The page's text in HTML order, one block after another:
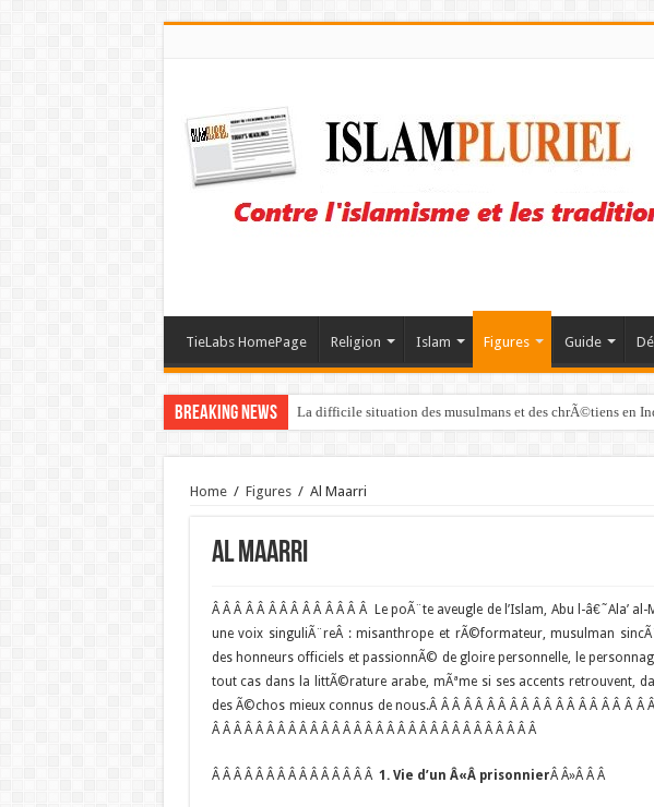
TieLabs HomePage Religion Islam Figures Guide
Breaking News La difficile situation des musulmans et des chrÃ©tiens en
Home / Figures / Al Maarri
Al Maarri
Â Â Â Â Â Â Â Â Â Â Â Â Â Â Le poÃ¨te aveugle de l’Islam, Abu l-â€˜Ala’
une voix singuliÃ¨reÂ : misanthrope et rÃ©formateur, musulman
des honneurs officiels et passionnÃ© de gloire personnelle, le
tout cas dans la littÃ©rature arabe, mÃªme si ses accents retrouvent,
des Ã©chos mieux connus de nous.Â Â Â Â Â Â Â Â Â Â Â Â Â Â Â Â Â Â Â
Â Â Â Â Â Â Â Â Â Â Â Â Â Â Â Â Â Â Â Â Â Â Â Â Â Â Â Â Â Â
Â Â Â Â Â Â Â Â Â Â Â Â Â Â Â 1. Vie d’un Â«Â prisonnierÂ Â»Â Â Â